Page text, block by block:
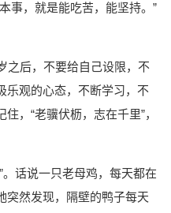
事，就是能吃苦，能坚持。”
之后，不要给自己设限，不
乐观的心态，不断学习，不
，“老骥伏枥，志在千里”，
话说一只老母鸡，每天都在
突然发现，隔壁的鸭子每天